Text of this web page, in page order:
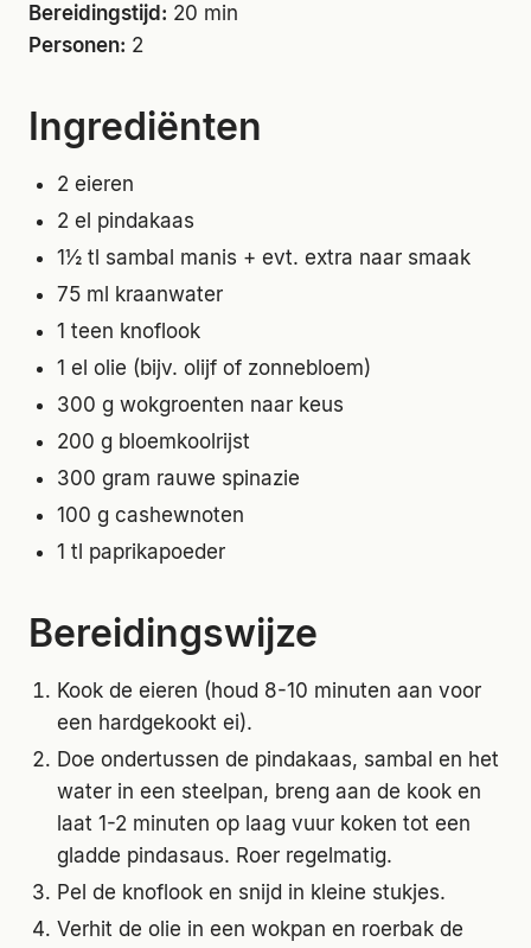
Bereidingstijd: 20 min
Personen: 2
Ingrediënten
2 eieren
2 el pindakaas
1½ tl sambal manis + evt. extra naar smaak
75 ml kraanwater
1 teen knoflook
1 el olie (bijv. olijf of zonnebloem)
300 g wokgroenten naar keus
200 g bloemkoolrijst
300 gram rauwe spinazie
100 g cashewnoten
1 tl paprikapoeder
Bereidingswijze
Kook de eieren (houd 8-10 minuten aan voor
een hardgekookt ei).
Doe ondertussen de pindakaas, sambal en het
water in een steelpan, breng aan de kook en
laat 1-2 minuten op laag vuur koken tot een
gladde pindasaus. Roer regelmatig.
Pel de knoflook en snijd in kleine stukjes.
Verhit de olie in een wokpan en roerbak de